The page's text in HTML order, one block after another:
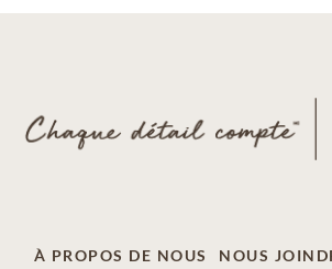
À PROPOS DE NOUS NOUS